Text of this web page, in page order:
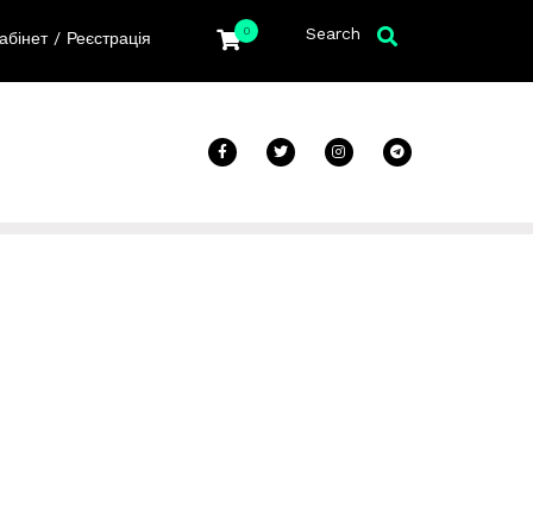
/ Реєстрація 0 Search